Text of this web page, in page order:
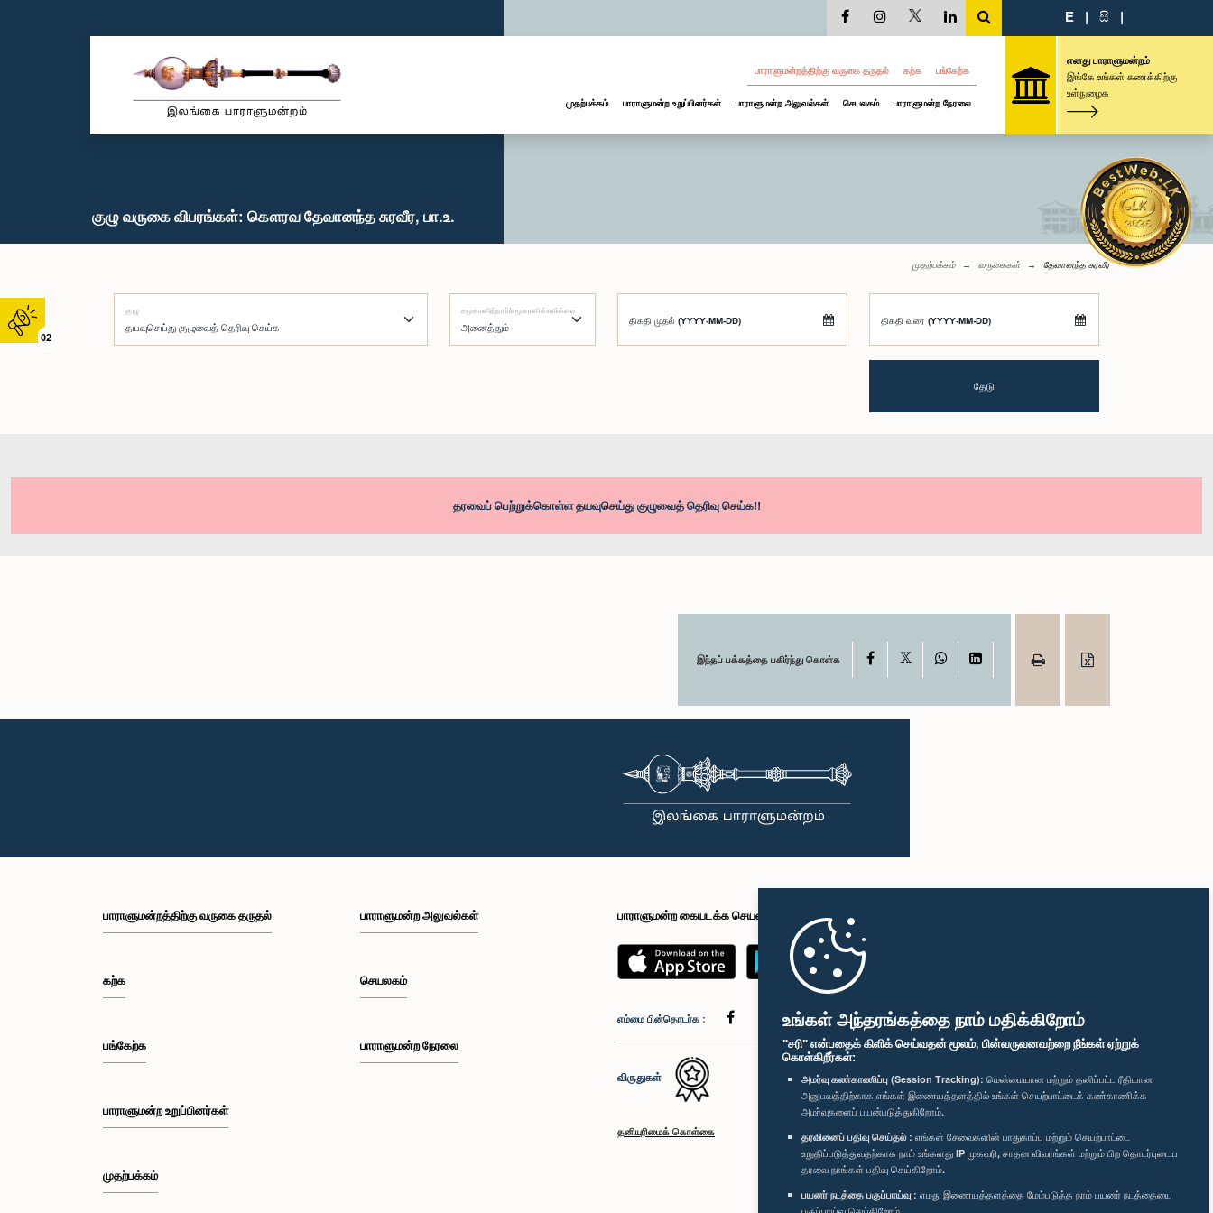
உங்கள் அந்தரங்கத்தை நாம் மதிக்கிறோம்
"சரி" என்பதைக் கிளிக் செய்வதன் மூலம், பின்வருவனவற்றை நீங்கள் ஏற்றுக்
கொள்கிறீர்கள்:
அமர்வு கண்காணிப்பு (Session Tracking): மென்மையான மற்றும் தனிப்பட்ட ரீதியான
அனுபவத்திற்காக எங்கள் இணையத்தளத்தில் உங்கள் செயற்பாட்டைக் கண்காணிக்க
அமர்வுகளைப் பயன்படுத்துகிறோம்.
தரவினைப் பதிவு செய்தல் : எங்கள் சேவைகளின் பாதுகாப்பு மற்றும் செயற்பாட்டை
உறுதிப்படுத்துவதற்காக நாம் உங்களது IP முகவரி, சாதன விவரங்கள் மற்றும் பிற தொடர்புடைய
தரவை நாங்கள் பதிவு செய்கிறோம்.
பயனர் நடத்தை பகுப்பாய்வு : எமது இணையத்தளத்தை மேம்படுத்த நாம் பயனர் நடத்தையை
02
E | සි |
பாராளுமன்றத்திற்கு வருகை தருதல் கற்க பங்கேற்க
முதற்பக்கம் பாராளுமன்ற உறுப்பினர்கள் பாராளுமன்ற அலுவல்கள் செயலகம் பாராளுமன்ற நேரலை
எனது பாராளுமன்றம்
இங்கே உங்கள் கணக்கிற்கு
உள்நுழைக
குழு வருகை விபரங்கள்: கௌரவ தேவானந்த சுரவீர, பா.உ.
முதற்பக்கம் வருகைகள் தேவானந்த சுரவீர
குழு சமூகமளித்தார்/சமூகமளிக்கவில்லை
திகதி முதல் (YYYY-MM-DD) திகதி வரை (YYYY-MM-DD)
தேடு
தரவைப் பெற்றுக்கொள்ள தயவுசெய்து குழுவைத் தெரிவு செய்க!!
இந்தப் பக்கத்தை பகிர்ந்து கொள்க Facebook WhatsAppLinkedIn
பாராளுமன்றத்திற்கு வருகை தருதல்
கற்க
பங்கேற்க
பாராளுமன்ற உறுப்பினர்கள்
முதற்பக்கம்
பாராளுமன்ற அலுவல்கள்
செயலகம்
பாராளுமன்ற நேரலை
பாராளுமன்ற கையடக்க செயலி
எம்மை பின்தொடர்க :
விருதுகள்
தனியுரிமைக் கொள்கை